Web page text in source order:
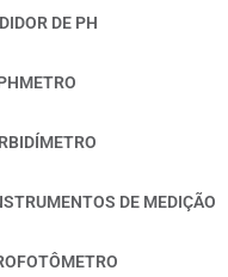
DE PH
DE MEDIÇÃO